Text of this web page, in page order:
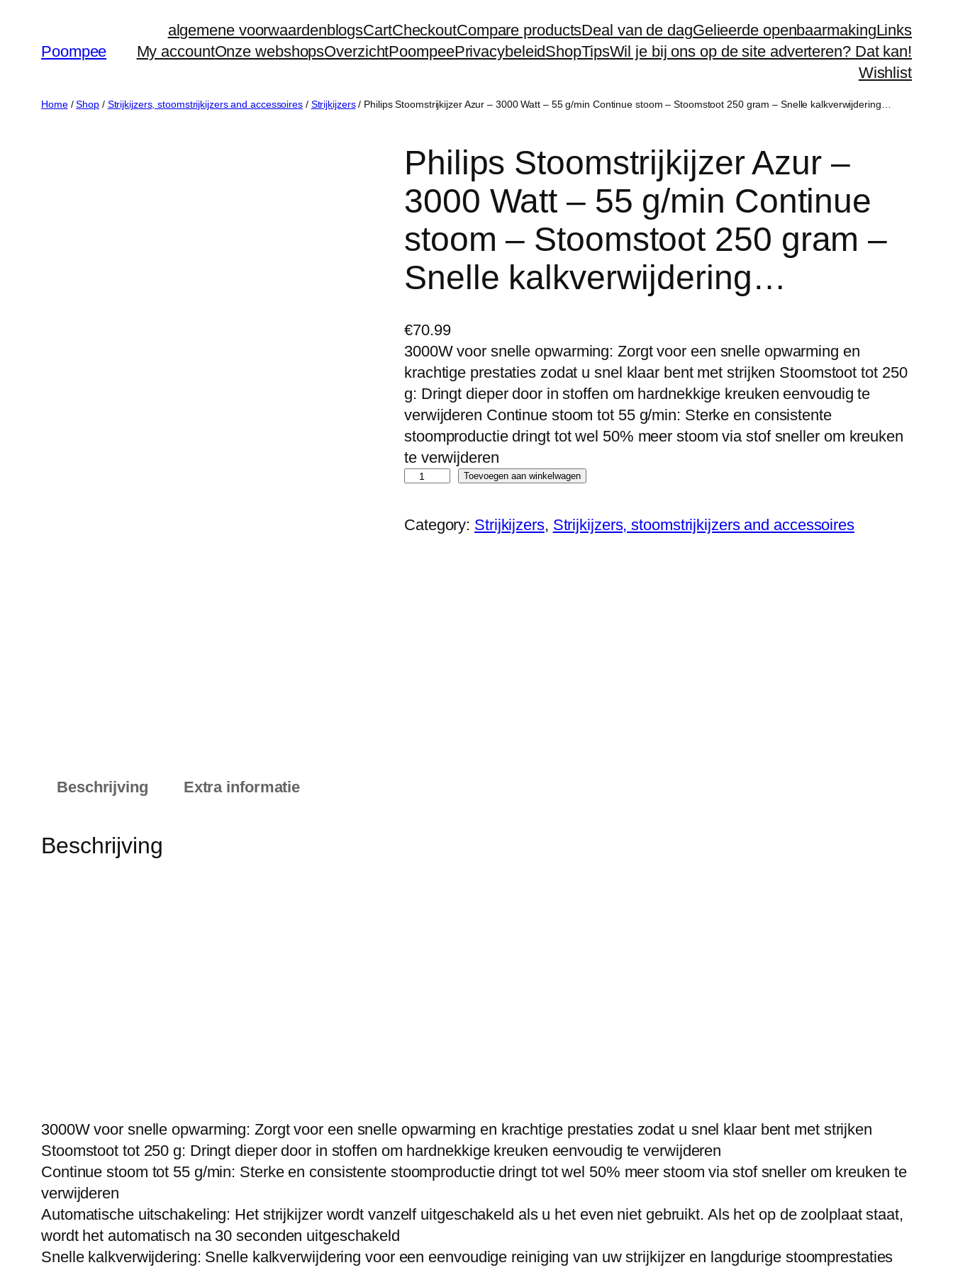
Poompee
algemene voorwaardenblogsCartCheckoutCompare productsDeal van de dagGelieerde openbaarmakingLinks
My accountOnze webshopsOverzichtPoompeePrivacybeleidShopTipsWil je bij ons op de site adverteren? Dat kan!
Wishlist
Home/Shop/ Strijkijzers, stoomstrijkijzers and accessoires/ Strijkijzers/ Philips Stoomstrijkijzer Azur – 3000 Watt – 55 g/min Continue stoom – Stoomstoot 250 gram – Snelle kalkverwijdering…
Philips Stoomstrijkijzer Azur –
3000 Watt – 55 g/min Continue
stoom – Stoomstoot 250 gram –
Snelle kalkverwijdering…
€70.99
3000W voor snelle opwarming: Zorgt voor een snelle opwarming en
krachtige prestaties zodat u snel klaar bent met strijken Stoomstoot tot 250
g: Dringt dieper door in stoffen om hardnekkige kreuken eenvoudig te
verwijderen Continue stoom tot 55 g/min: Sterke en consistente
stoomproductie dringt tot wel 50% meer stoom via stof sneller om kreuken
te verwijderen
P
i
0
W
a
t
5
Toevoegen aan winkelwagen
Category: Strijkijzers, Strijkijzers, stoomstrijkijzers and accessoires
Beschrijving Extra informatie
Beschrijving
3000W voor snelle opwarming: Zorgt voor een snelle opwarming en krachtige prestaties zodat u snel klaar bent met strijken
Stoomstoot tot 250 g: Dringt dieper door in stoffen om hardnekkige kreuken eenvoudig te verwijderen
Continue stoom tot 55 g/min: Sterke en consistente stoomproductie dringt tot wel 50% meer stoom via stof sneller om kreuken te
verwijderen
Automatische uitschakeling: Het strijkijzer wordt vanzelf uitgeschakeld als u het even niet gebruikt. Als het op de zoolplaat staat,
wordt het automatisch na 30 seconden uitgeschakeld
Snelle kalkverwijdering: Snelle kalkverwijdering voor een eenvoudige reiniging van uw strijkijzer en langdurige stoomprestaties